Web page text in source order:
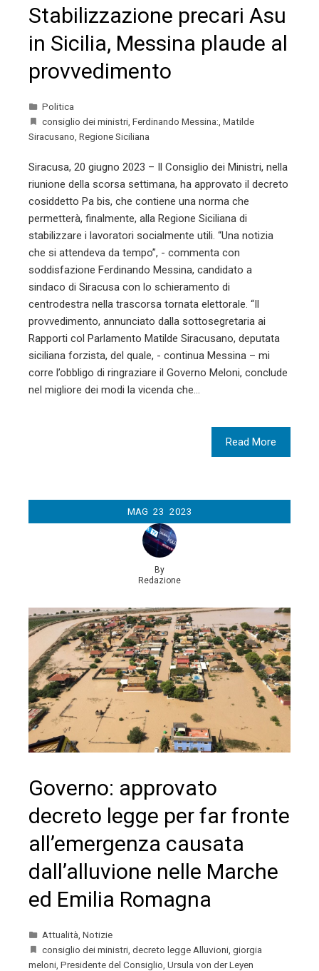
Stabilizzazione precari Asu
in Sicilia, Messina plaude al
provvedimento
Politica
consiglio dei ministri Ferdinando Messina: Matilde
Siracusano Regione Siciliana
Siracusa, 20 giugno 2023 – Il Consiglio dei Ministri, nella
riunione della scorsa settimana, ha approvato il decreto
cosiddetto Pa bis, che contiene una norma che
permetterà, finalmente, alla Regione Siciliana di
stabilizzare i lavoratori socialmente utili. “Una notizia
che si attendeva da tempo”, - commenta con
soddisfazione Ferdinando Messina, candidato a
sindaco di Siracusa con lo schieramento di
centrodestra nella trascorsa tornata elettorale. “Il
provvedimento, annunciato dalla sottosegretaria ai
Rapporti col Parlamento Matilde Siracusano, deputata
siciliana forzista, del quale, - continua Messina – mi
corre l’obbligo di ringraziare il Governo Meloni, conclude
nel migliore dei modi la vicenda che…
Read More
MAG 23 2023
By
Redazione
Governo: approvato
decreto legge per far fronte
all’emergenza causata
dall’alluvione nelle Marche
ed Emilia Romagna
Attualità Notizie
consiglio dei ministri decreto legge Alluvioni giorgia
meloni Presidente del Consiglio Ursula von der Leyen